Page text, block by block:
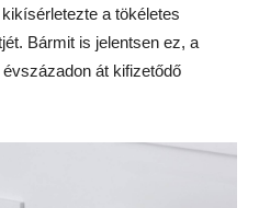
a tökéletes
Bármit is jelentsen ez, a
át kifizetődő